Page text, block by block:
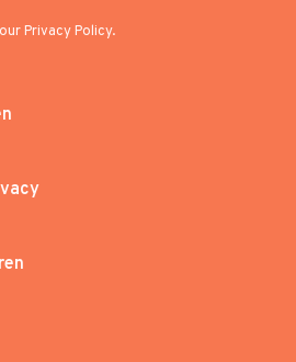
Privacy Policy.